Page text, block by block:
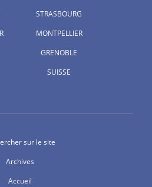
STRASBOURG
MONTPELLIER
GRENOBLE
SUISSE
sur le site
Archives
Accueil